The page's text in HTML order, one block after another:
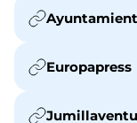
Europapress